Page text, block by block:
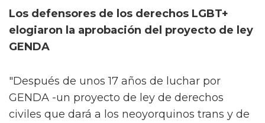
Los defensores de los derechos LGBT+
elogiaron la aprobación del proyecto de ley
GENDA
"Después de unos 17 años de luchar por
GENDA -un proyecto de ley de derechos
civiles que dará a los neoyorquinos trans y de